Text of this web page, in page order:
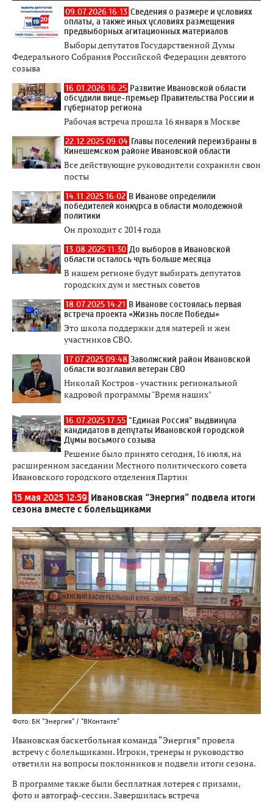
09.07.2026 16:13 Сведения о размере и условиях
оплаты, а также иных условиях размещения
предвыборных агитационных материалов
Выборы депутатов Государственной Думы
Федерального Собрания Российской Федерации девятого
созыва
16.01.2026 16:25 Развитие Ивановской области
обсудили вице-премьер Правительства России и
губернатор региона
Рабочая встреча прошла 16 января в Москве
22.12.2025 09:04 Главы поселений переизбраны в
Кинешемском районе Ивановской области
Все действующие руководители сохранили свои
посты
14.11.2025 16:02 В Иванове определили
победителей конкурса в области молодежной
политики
Он проходит с 2014 года
13.08.2025 11:30 До выборов в Ивановской
области осталось чуть больше месяца
В нашем регионе будут выбирать депутатов
городских дум и местных советов
18.07.2025 14:21 В Иванове состоялась первая
встреча проекта «Жизнь после Победы»
Это школа поддержки для матерей и жен
участников СВО.
17.07.2025 09:48 Заволжский район Ивановской
области возглавил ветеран СВО
Николай Костров - участник региональной
кадровой программы "Время наших"
16.07.2025 17:55 "Единая Россия" выдвинула
кандидатов в депутаты Ивановской городской
Думы восьмого созыва
Решение было принято сегодня, 16 июля, на
расширенном заседании Местного политического совета
Ивановского городского отделения Партии
15 мая 2025 12:59 Ивановская “Энергия” подвела итоги
сезона вместе с болельщиками
Фото: БК "Энергия" / "ВКонтакте"
Ивановская баскетбольная команда “Энергия” провела
встречу с болельщиками. Игроки, тренеры и руководство
ответили на вопросы поклонников и подвели итоги сезона.
В программе также были бесплатная лотерея с призами,
фото и автограф-сессии. Завершилась встреча